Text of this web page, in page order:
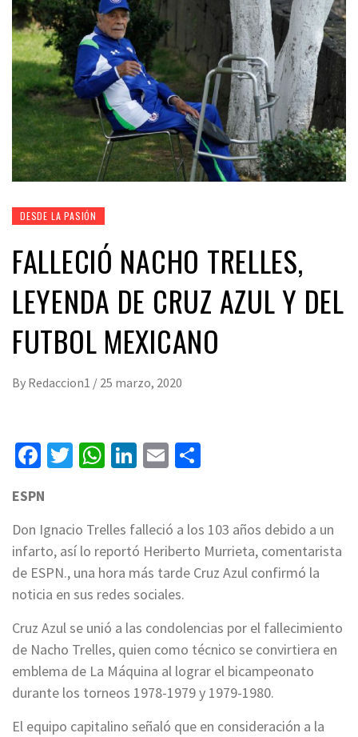
DESDE LA PASIÓN
FALLECIÓ NACHO TRELLES,
LEYENDA DE CRUZ AZUL Y DEL
FUTBOL MEXICANO
By Redaccion1 / 25 marzo, 2020
Facebook
Twitter
WhatsApp
LinkedIn
Email
ESPN
Don Ignacio Trelles falleció a los 103 años debido a un
infarto, así lo reportó Heriberto Murrieta, comentarista
de ESPN., una hora más tarde Cruz Azul confirmó la
noticia en sus redes sociales.
Cruz Azul se unió a las condolencias por el fallecimiento
de Nacho Trelles, quien como técnico se convirtiera en
emblema de La Máquina al lograr el bicampeonato
durante los torneos 1978-1979 y 1979-1980.
El equipo capitalino señaló que en consideración a la